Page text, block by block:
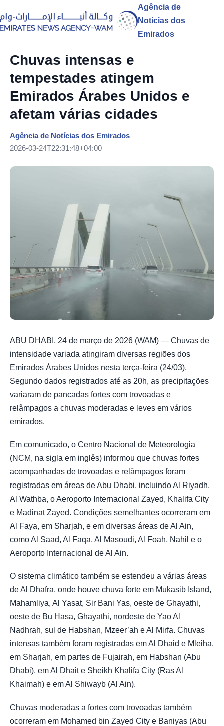
Agência de
Notícias dos
Emirados
Chuvas intensas e
tempestades atingem
Emirados Árabes Unidos e
afetam várias cidades
Agência de Notícias dos Emirados
2026-03-24T22:31:48+04:00
ABU DHABI, 24 de março de 2026 (WAM) — Chuvas de
intensidade variada atingiram diversas regiões dos
Emirados Árabes Unidos nesta terça-feira (24/03).
Segundo dados registrados até as 20h, as precipitações
variaram de pancadas fortes com trovoadas e
relâmpagos a chuvas moderadas e leves em vários
emirados.
Em comunicado, o Centro Nacional de Meteorologia
(NCM, na sigla em inglês) informou que chuvas fortes
acompanhadas de trovoadas e relâmpagos foram
registradas em áreas de Abu Dhabi, incluindo Al Riyadh,
Al Wathba, o Aeroporto Internacional Zayed, Khalifa City
e Madinat Zayed. Condições semelhantes ocorreram em
Al Faya, em Sharjah, e em diversas áreas de Al Ain,
como Al Saad, Al Faqa, Al Masoudi, Al Foah, Nahil e o
Aeroporto Internacional de Al Ain.
O sistema climático também se estendeu a várias áreas
de Al Dhafra, onde houve chuva forte em Mukasib Island,
Mahamliya, Al Yasat, Sir Bani Yas, oeste de Ghayathi,
oeste de Bu Hasa, Ghayathi, nordeste de Yao Al
Nadhrah, sul de Habshan, Mzeer’ah e Al Mirfa. Chuvas
intensas também foram registradas em Al Dhaid e Mleiha,
em Sharjah, em partes de Fujairah, em Habshan (Abu
Dhabi), em Al Dhait e Sheikh Khalifa City (Ras Al
Khaimah) e em Al Shiwayb (Al Ain).
Chuvas moderadas a fortes com trovoadas também
ocorreram em Mohamed bin Zayed City e Baniyas (Abu